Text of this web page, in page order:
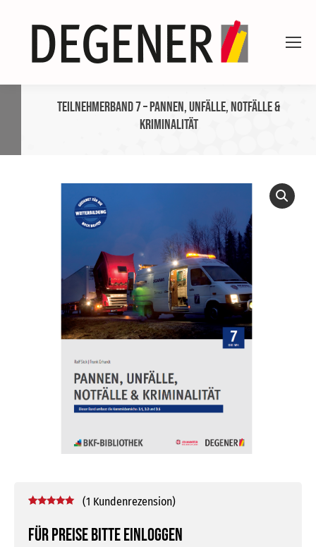
Teilnehmerband 7 – Pannen, Unfälle, Notfälle &
Kriminalität
Für Preise bitte einloggen
5.00
basierend
(1 Kundenrezension)